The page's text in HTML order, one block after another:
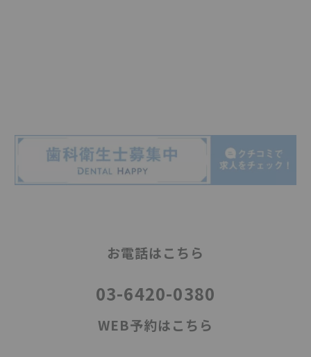
お電話はこちら
03-6420-0380
WEB予約はこちら